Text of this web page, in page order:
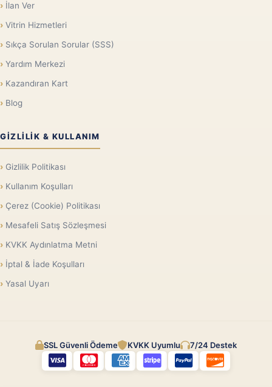
İlan Ver
Vitrin Hizmetleri
Sıkça Sorulan Sorular (SSS)
Yardım Merkezi
Kazandıran Kart
Blog
GIZLILIK & KULLANIM
Gizlilik Politikası
Kullanım Koşulları
Çerez (Cookie) Politikası
Mesafeli Satış Sözleşmesi
KVKK Aydınlatma Metni
İptal & İade Koşulları
Yasal Uyarı
SSL Güvenli Ödeme KVKK Uyumlu 7/24 Destek